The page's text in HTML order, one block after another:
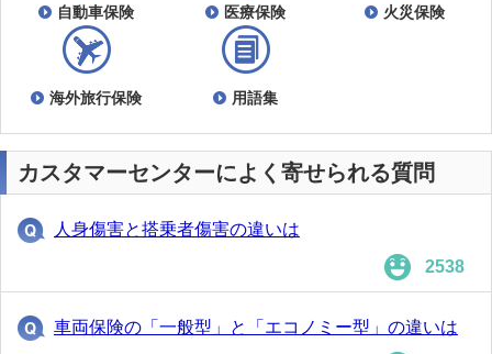
自動車保険 医療保険 火災保険
海外旅行保険 用語集
カスタマーセンターによく寄せられる質問
人身傷害と搭乗者傷害の違いは
2538
車両保険の「一般型」と「エコノミー型」の違いは